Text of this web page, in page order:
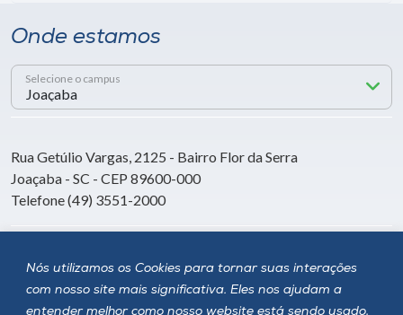
Nós utilizamos os Cookies para tornar suas interações
com nosso site mais significativa. Eles nos ajudam a
entender melhor como nosso website está sendo usado,
Onde estamos
Selecione o campus
Rua Getúlio Vargas, 2125 - Bairro Flor da Serra
Joaçaba - SC - CEP 89600-000
Telefone (49) 3551-2000
Siga a Unoesc